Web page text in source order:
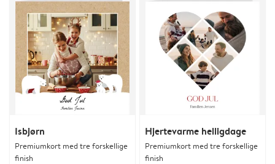
Isbjørn
Premiumkort med tre forskellige
finish
Hjertevarme helligdage
Premiumkort med tre forskellige
finish